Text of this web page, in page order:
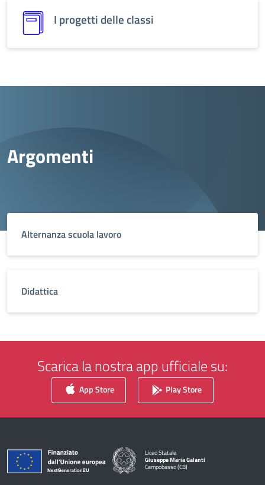
I progetti delle classi
Argomenti
Alternanza scuola lavoro
Didattica
Scarica la nostra app ufficiale su:
App Store Play Store
Liceo Statale
Giuseppe Maria Galanti
Campobasso (CB)